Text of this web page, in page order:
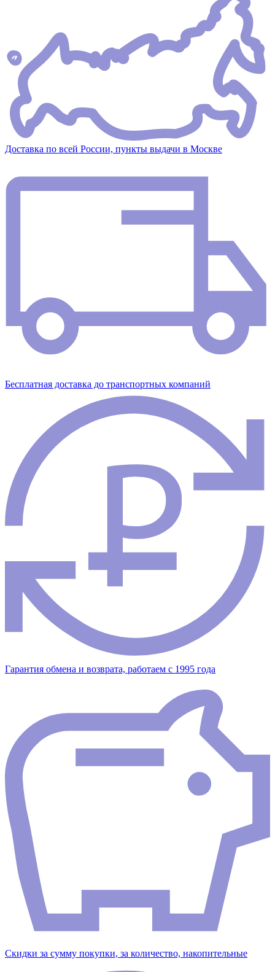
Доставка по всей России, пункты выдачи в Москве
Бесплатная доставка до транспортных компаний
Гарантия обмена и возврата, работаем с 1995 года
Скидки за сумму покупки, за количество, накопительные